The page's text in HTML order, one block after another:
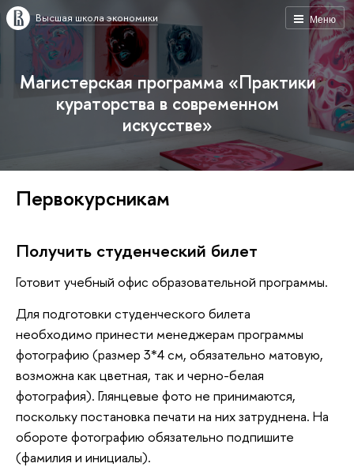
Меню
Высшая школа экономики
Магистерская программа «Практики
кураторства в современном
искусстве»
Первокурсникам
Получить студенческий билет
Готовит учебный офис образовательной программы.
Для подготовки студенческого билета
необходимо принести менеджерам программы
фотографию (размер 3*4 см, обязательно матовую,
возможна как цветная, так и черно-белая
фотография). Глянцевые фото не принимаются,
поскольку постановка печати на них затруднена. На
обороте фотографию обязательно подпишите
(фамилия и инициалы).